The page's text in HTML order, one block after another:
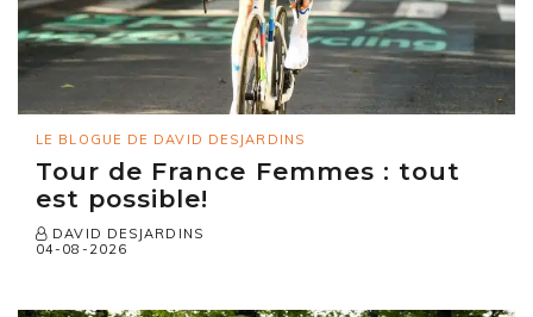
LE BLOGUE DE DAVID DESJARDINS
Tour de France Femmes : tout
est possible!
DAVID DESJARDINS
04-08-2026